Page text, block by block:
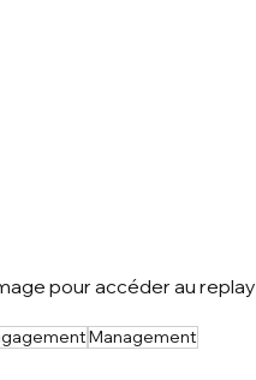
pour accéder au replay
Management